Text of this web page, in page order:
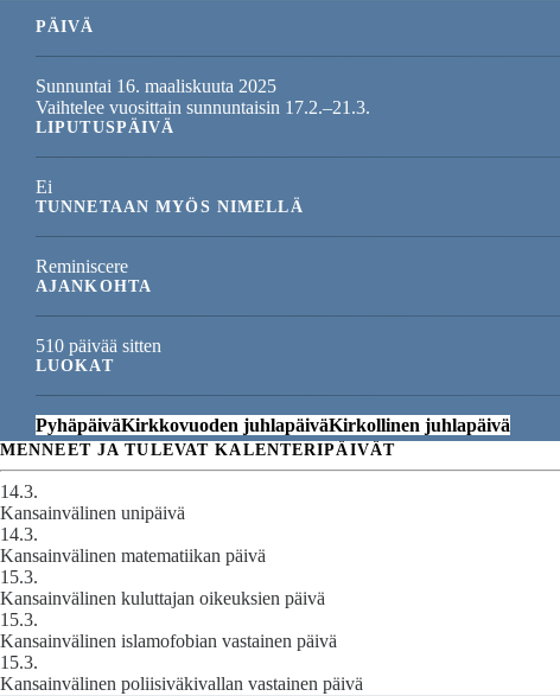
PÄIVÄ
Sunnuntai 16. maaliskuuta 2025
Vaihtelee vuosittain sunnuntaisin 17.2.–21.3.
LIPUTUSPÄIVÄ
Ei
TUNNETAAN MYÖS NIMELLÄ
Reminiscere
AJANKOHTA
510 päivää sitten
LUOKAT
PyhäpäiväKirkkovuoden juhlapäiväKirkollinen juhlapäivä
MENNEET JA TULEVAT KALENTERIPÄIVÄT
14.3.
Kansainvälinen unipäivä
14.3.
Kansainvälinen matematiikan päivä
15.3.
Kansainvälinen kuluttajan oikeuksien päivä
15.3.
Kansainvälinen islamofobian vastainen päivä
15.3.
Kansainvälinen poliisiväkivallan vastainen päivä